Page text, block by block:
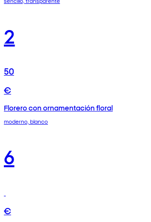
2
50
€
Florero con ornamentación floral
moderno, blanco
6
€